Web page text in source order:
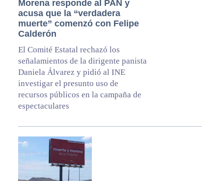
Morena responde al PAN y
acusa que la “verdadera
muerte” comenzó con Felipe
Calderón
El Comité Estatal rechazó los
señalamientos de la dirigente panista
Daniela Álvarez y pidió al INE
investigar el presunto uso de
recursos públicos en la campaña de
espectaculares